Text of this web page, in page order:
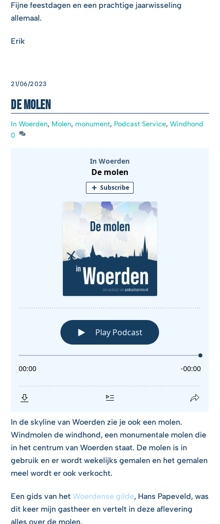
Fijne feestdagen en een prachtige jaarwisseling
allemaal.
Erik
21/06/2023
De molen
In Woerden, Molen, monument, Podcast Service,Windhond
0
In de skyline van Woerden zie je ook een molen.
Windmolen de windhond, een monumentale molen die
in het centrum van Woerden staat. De molen is in
gebruik en er wordt wekelijks gemalen en het gemalen
meel wordt er ook verkocht.
Een gids van hetWoerdense gilde, Hans Papeveld, was
dit keer mijn gastheer en vertelt in deze aflevering
alles over de molen.